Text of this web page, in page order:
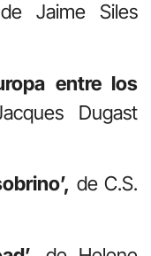
Jaime Siles
entre los
Dugast
de C.S.